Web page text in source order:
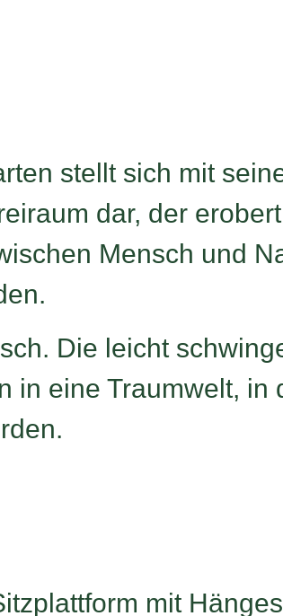
stellt sich mit
dar, der
Mensch und
Die leicht
in eine Traumwelt,